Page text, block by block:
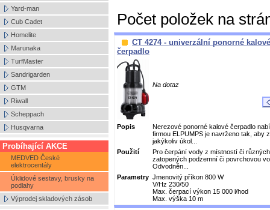
Yard-man
Cub Cadet
Homelite
Marunaka
TurfMaster
Sandrigarden
GTM
Riwall
Scheppach
Husqvarna
Probíhající AKCE
MEDVED České
elektrocentály
Úklidové sestavy, brusky na
podlahy
Výprodej skladových zásob
Počet položek na
CT 4274 - univerzální ponorné kalové
čerpadlo
Na dotaz
Popis
Nerezové ponorné kalové čerpadlo
firmou ELPUMPS je navrženo tak, aby
jakýkoliv úkol...
Použití
Pro čerpání vody z místností či
zatopených podzemní či povrchovou
Odvodněn...
Parametry Jmenovitý příkon 800 W
V/Hz 230/50
Max. čerpací výkon 15 000 l/hod
Max. výška 10 m